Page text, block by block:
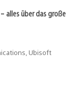
alles über das große
Ubisoft